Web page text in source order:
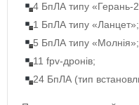
4 БпЛА типу «Герань-
1 БпЛА типу «Ланцет»;
5 БпЛА типу «Молнія»;
11 fpv-дронів;
24 БпЛА (тип